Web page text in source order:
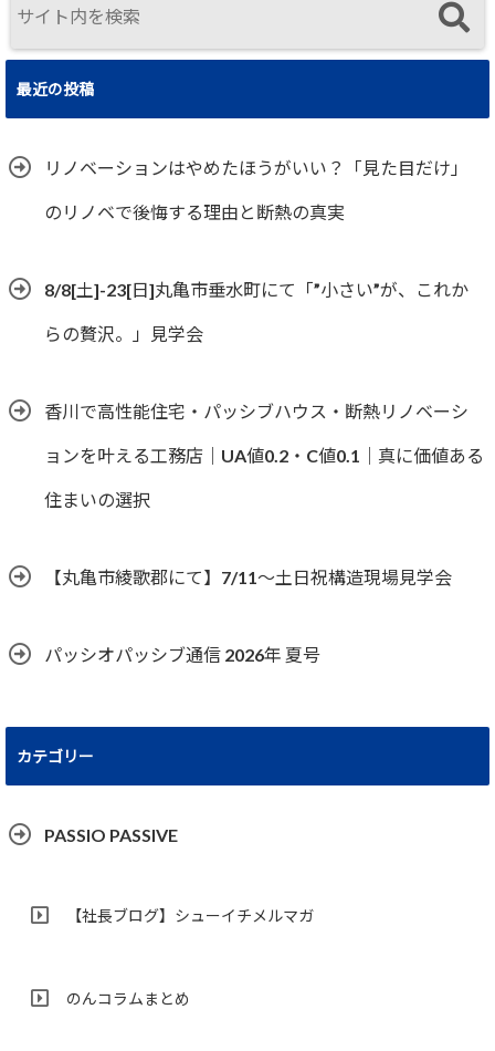
最近の投稿
リノベーションはやめたほうがいい？「見た目だけ」
のリノベで後悔する理由と断熱の真実
8/8[土]-23[日]丸亀市垂水町にて「”小さい”が、これか
らの贅沢。」見学会
香川で高性能住宅・パッシブハウス・断熱リノベーシ
ョンを叶える工務店｜UA値0.2・C値0.1｜真に価値ある
住まいの選択
【丸亀市綾歌郡にて】7/11～土日祝構造現場見学会
パッシオパッシブ通信 2026年 夏号
カテゴリー
PASSIO PASSIVE
【社長ブログ】シューイチメルマガ
のんコラムまとめ